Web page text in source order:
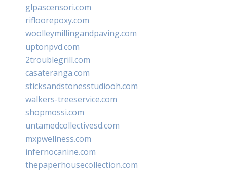
glpascensori.com
rifloorepoxy.com
woolleymillingandpaving.com
uptonpvd.com
2troublegrill.com
casateranga.com
sticksandstonesstudiooh.com
walkers-treeservice.com
shopmossi.com
untamedcollectivesd.com
mxpwellness.com
infernocanine.com
thepaperhousecollection.com